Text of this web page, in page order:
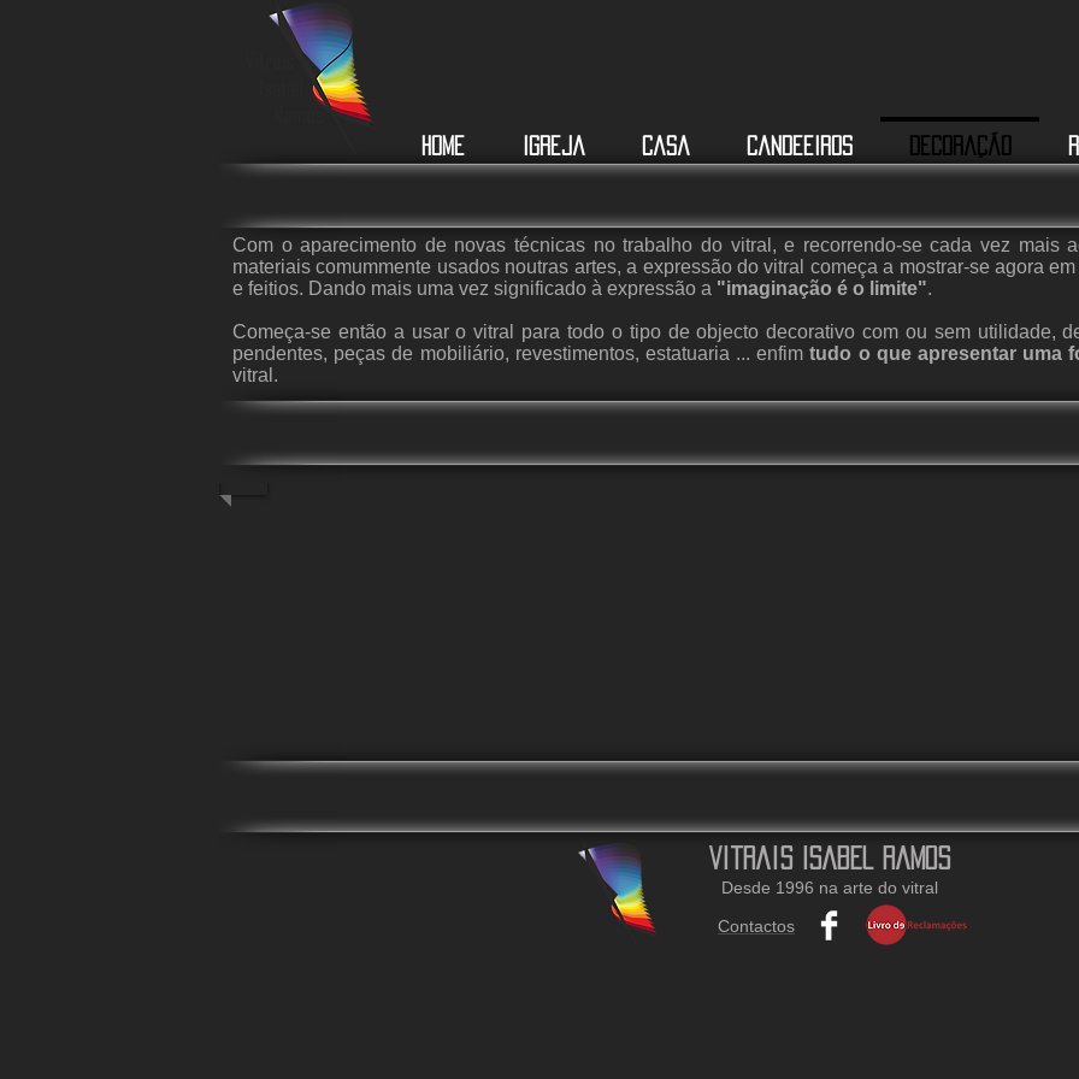
Home Igreja Casa Candeeiros Decoração
Com o aparecimento de novas técnicas no trabalho do vitral, e recorrendo-se cada vez mais
materiais comummente usados noutras artes, a expressão do vitral começa a mostrar-se agora
e feitios. Dando mais uma vez significado à expressão a "imaginação é o limite".
Começa-se então a usar o vitral para todo o tipo de objecto decorativo com ou sem utilidade,
pendentes, peças de mobiliário, revestimentos, estatuaria ... enfim tudo o que apresentar uma
vitral.
Vitrais Isabel Ramos
Desde 1996 na arte do vitral
Contactos